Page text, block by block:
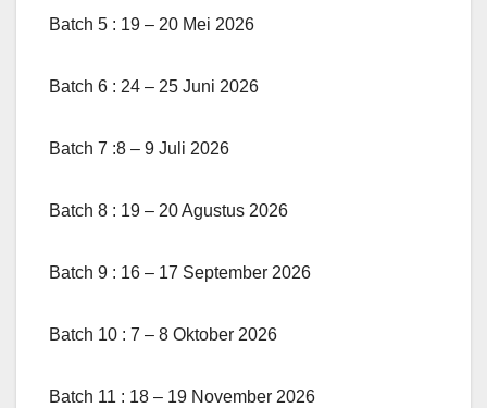
Batch 5 : 19 – 20 Mei 2026
Batch 6 : 24 – 25 Juni 2026
Batch 7 :8 – 9 Juli 2026
Batch 8 : 19 – 20 Agustus 2026
Batch 9 : 16 – 17 September 2026
Batch 10 : 7 – 8 Oktober 2026
Batch 11 : 18 – 19 November 2026